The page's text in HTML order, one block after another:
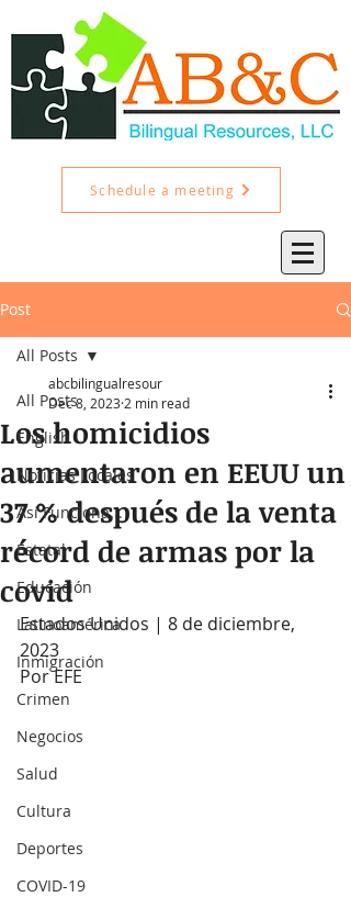
Schedule a meeting
Post
All Posts
English
Noticias Locales
Así Funciona...
Estatal
Educación
Latinoamérica
Inmigración
Crimen
Negocios
Salud
Cultura
Deportes
COVID-19
All Posts
Los homicidios
aumentaron en EEUU un
37 % después de la venta
récord de armas por la
covid
abcbilingualresour
Dec 8, 2023 2 min read
Estados Unidos | 8 de diciembre,
2023
Por EFE